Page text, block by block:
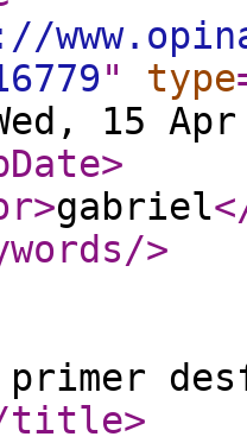
" type
15
>
>gabriel
/>
title>